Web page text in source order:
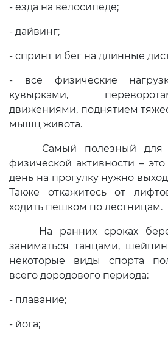
- езда на велосипеде;
- дайвинг;
- спринт и бег на длинные
- все физические
кувырками,
движениями, поднятием
мышц живота.
Самый полезный для
физической активности –
день на прогулку нужно
Также откажитесь от
ходить пешком по лестницам.
На ранних сроках
заниматься танцами,
некоторые виды спорта
всего дородового периода:
- плавание;
- йога;